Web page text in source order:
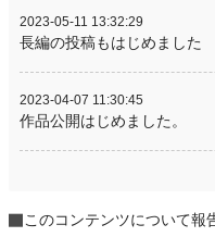
2023-05-11 13:32:29
長編の投稿もはじめました
2023-04-07 11:30:45
作品公開はじめました。
このコンテンツについて報